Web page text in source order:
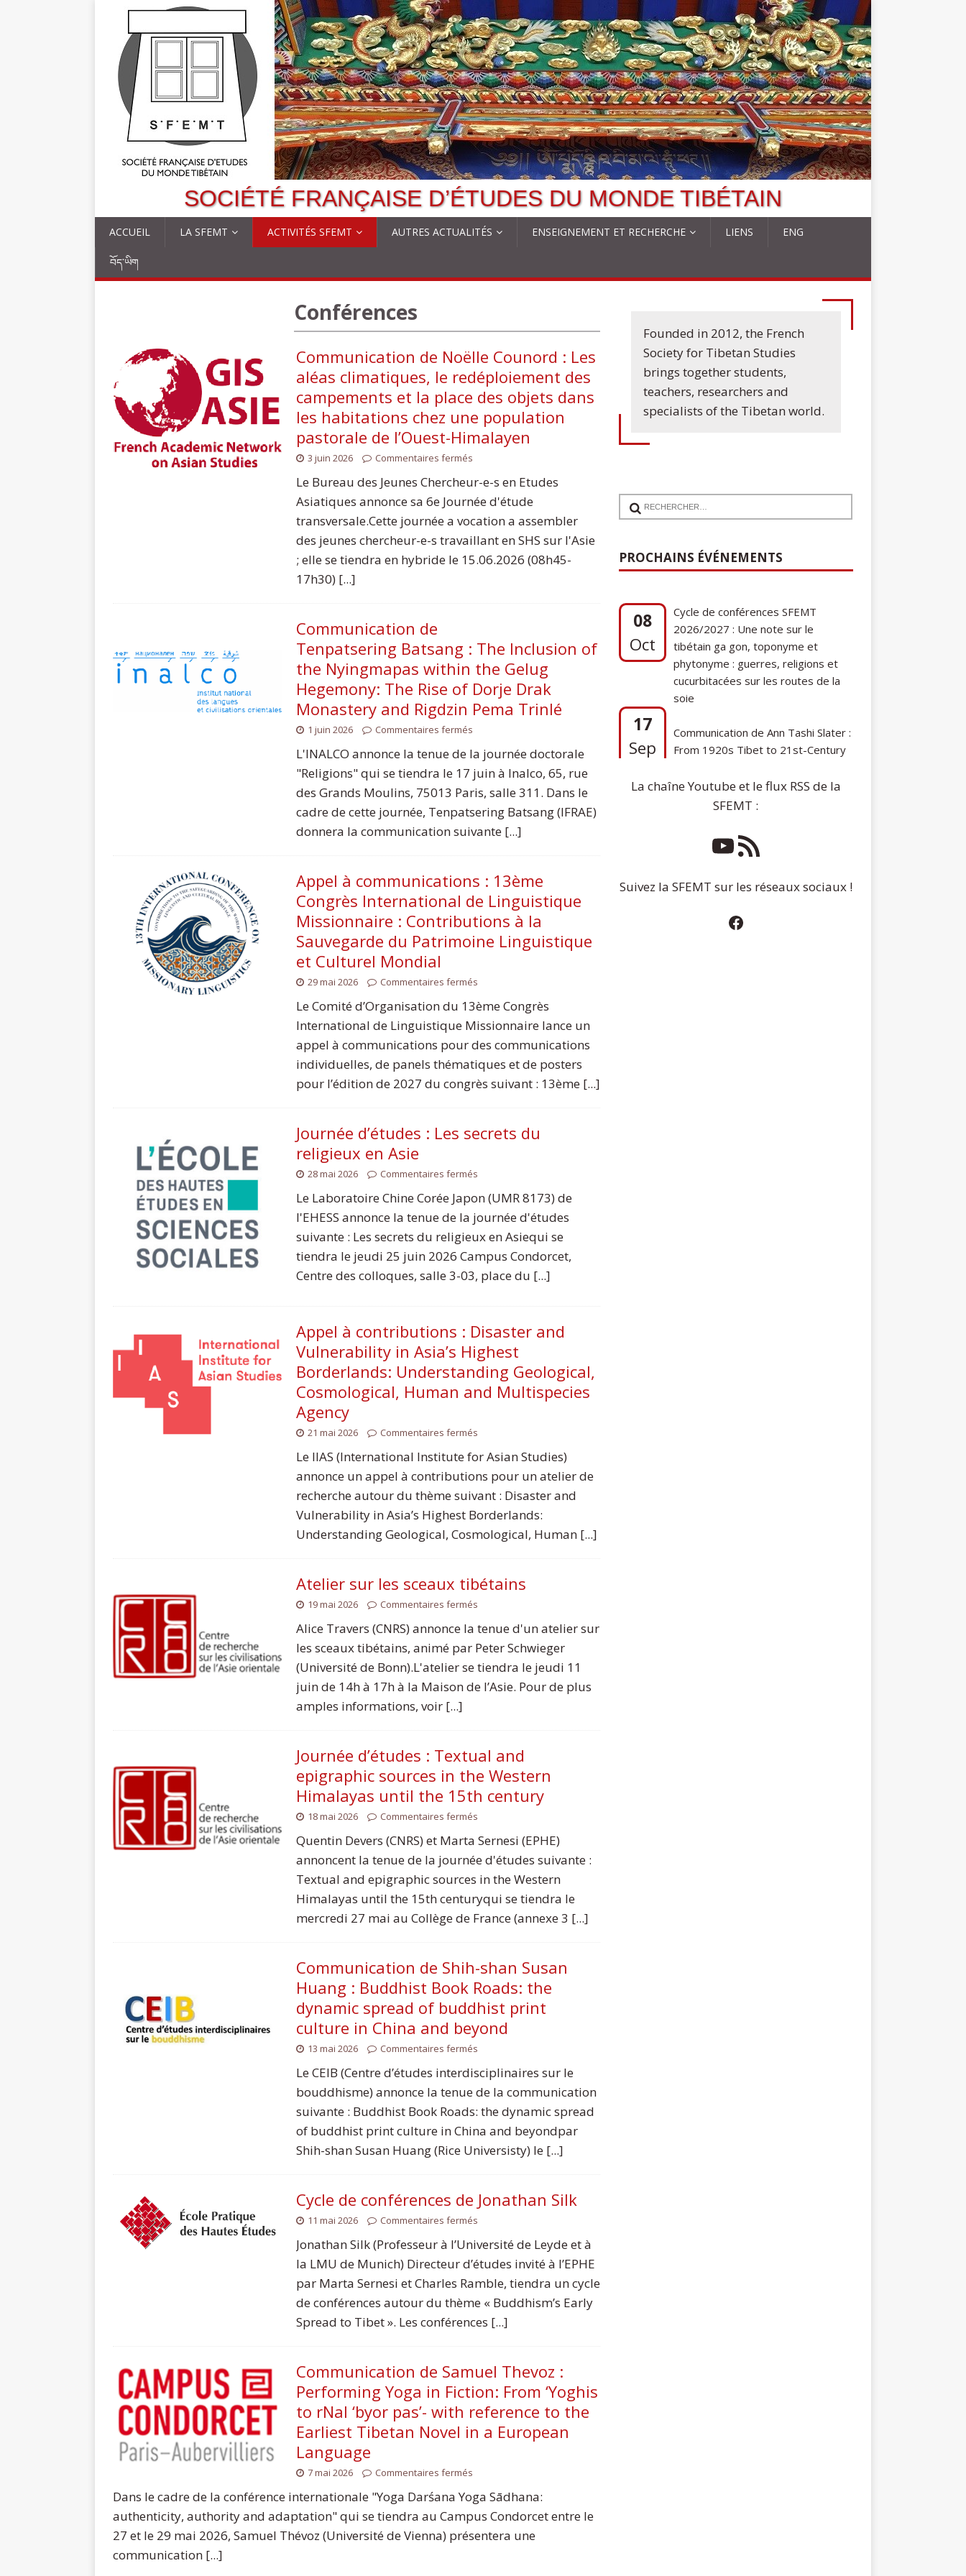
SOCIÉTÉ FRANÇAISE D’ÉTUDES DU MONDE TIBÉTAIN
ACCUEIL LA SFEMT ACTIVITÉS SFEMT AUTRES ACTUALITÉS ENSEIGNEMENT ET RECHERCHE LIENS ENG
བོད་ཡིག
Conférences
Communication de Noëlle Counord : Les
aléas climatiques, le redéploiement des
campements et la place des objets dans
les habitations chez une population
pastorale de l’Ouest-Himalayen
3 juin 2026 Commentaires fermés
Le Bureau des Jeunes Chercheur-e-s en Etudes
Asiatiques annonce sa 6e Journée d'étude
transversale.Cette journée a vocation a assembler
des jeunes chercheur-e-s travaillant en SHS sur l'Asie
; elle se tiendra en hybride le 15.06.2026 (08h45-
17h30) [...]
Communication de
Tenpatsering Batsang : The Inclusion of
the Nyingmapas within the Gelug
Hegemony: The Rise of Dorje Drak
Monastery and Rigdzin Pema Trinlé
1 juin 2026 Commentaires fermés
L'INALCO annonce la tenue de la journée doctorale
"Religions" qui se tiendra le 17 juin à Inalco, 65, rue
des Grands Moulins, 75013 Paris, salle 311. Dans le
cadre de cette journée, Tenpatsering Batsang (IFRAE)
donnera la communication suivante [...]
Appel à communications : 13ème
Congrès International de Linguistique
Missionnaire : Contributions à la
Sauvegarde du Patrimoine Linguistique
et Culturel Mondial
29 mai 2026 Commentaires fermés
Le Comité d’Organisation du 13ème Congrès
International de Linguistique Missionnaire lance un
appel à communications pour des communications
individuelles, de panels thématiques et de posters
pour l’édition de 2027 du congrès suivant : 13ème [...]
Journée d’études : Les secrets du
religieux en Asie
28 mai 2026 Commentaires fermés
Le Laboratoire Chine Corée Japon (UMR 8173) de
l'EHESS annonce la tenue de la journée d'études
suivante : Les secrets du religieux en Asiequi se
tiendra le jeudi 25 juin 2026 Campus Condorcet,
Centre des colloques, salle 3-03, place du [...]
Appel à contributions : Disaster and
Vulnerability in Asia’s Highest
Borderlands: Understanding Geological,
Cosmological, Human and Multispecies
Agency
21 mai 2026 Commentaires fermés
Le IIAS (International Institute for Asian Studies)
annonce un appel à contributions pour un atelier de
recherche autour du thème suivant : Disaster and
Vulnerability in Asia’s Highest Borderlands:
Understanding Geological, Cosmological, Human [...]
Atelier sur les sceaux tibétains
19 mai 2026 Commentaires fermés
Alice Travers (CNRS) annonce la tenue d'un atelier sur
les sceaux tibétains, animé par Peter Schwieger
(Université de Bonn).L'atelier se tiendra le jeudi 11
juin de 14h à 17h à la Maison de l’Asie. Pour de plus
amples informations, voir [...]
Journée d’études : Textual and
epigraphic sources in the Western
Himalayas until the 15th century
18 mai 2026 Commentaires fermés
Quentin Devers (CNRS) et Marta Sernesi (EPHE)
annoncent la tenue de la journée d'études suivante :
Textual and epigraphic sources in the Western
Himalayas until the 15th centuryqui se tiendra le
mercredi 27 mai au Collège de France (annexe 3 [...]
Communication de Shih-shan Susan
Huang : Buddhist Book Roads: the
dynamic spread of buddhist print
culture in China and beyond
13 mai 2026 Commentaires fermés
Le CEIB (Centre d’études interdisciplinaires sur le
bouddhisme) annonce la tenue de la communication
suivante : Buddhist Book Roads: the dynamic spread
of buddhist print culture in China and beyondpar
Shih-shan Susan Huang (Rice Universisty) le [...]
Cycle de conférences de Jonathan Silk
11 mai 2026 Commentaires fermés
Jonathan Silk (Professeur à l’Université de Leyde et à
la LMU de Munich) Directeur d’études invité à l’EPHE
par Marta Sernesi et Charles Ramble, tiendra un cycle
de conférences autour du thème « Buddhism’s Early
Spread to Tibet ». Les conférences [...]
Communication de Samuel Thevoz :
Performing Yoga in Fiction: From ‘Yoghis
to rNal ‘byor pas’- with reference to the
Earliest Tibetan Novel in a European
Language
7 mai 2026 Commentaires fermés
Dans le cadre de la conférence internationale "Yoga Darśana Yoga Sādhana:
authenticity, authority and adaptation" qui se tiendra au Campus Condorcet entre le
27 et le 29 mai 2026, Samuel Thévoz (Université de Vienna) présentera une
communication [...]
Founded in 2012, the French
Society for Tibetan Studies
brings together students,
teachers, researchers and
specialists of the Tibetan world.
PROCHAINS ÉVÉNEMENTS
08
Oct
2026/2027 : Une note sur le
tibétain ga gon, toponyme et
phytonyme : guerres, religions et
cucurbitacées sur les routes de la
soie
17
Sep
From 1920s Tibet to 21st-Century
Darjeeling: A Tibetan Family History
La chaîne Youtube et le flux RSS de la
SFEMT :
Suivez la SFEMT sur les réseaux sociaux !